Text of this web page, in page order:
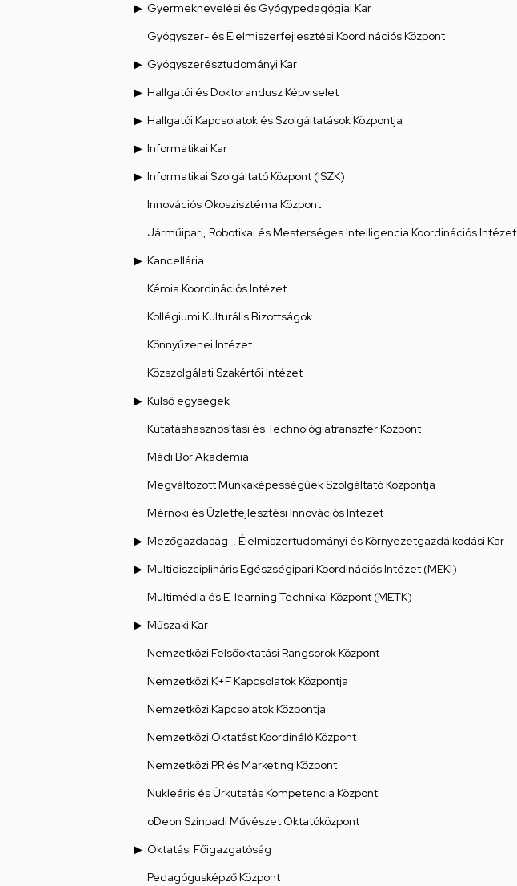
Gyermeknevelési és Gyógypedagógiai Kar
Gyógyszer- és Élelmiszerfejlesztési Koordinációs Központ
Gyógyszerésztudományi Kar
Hallgatói és Doktorandusz Képviselet
Hallgatói Kapcsolatok és Szolgáltatások Központja
Informatikai Kar
Informatikai Szolgáltató Központ (ISZK)
Innovációs Ökoszisztéma Központ
Járműipari, Robotikai és Mesterséges Intelligencia Koordinációs Intézet
Kancellária
Kémia Koordinációs Intézet
Kollégiumi Kulturális Bizottságok
Könnyűzenei Intézet
Közszolgálati Szakértői Intézet
Külső egységek
Kutatáshasznosítási és Technológiatranszfer Központ
Mádi Bor Akadémia
Megváltozott Munkaképességűek Szolgáltató Központja
Mérnöki és Üzletfejlesztési Innovációs Intézet
Mezőgazdaság-, Élelmiszertudományi és Környezetgazdálkodási Kar
Multidiszciplináris Egészségipari Koordinációs Intézet (MEKI)
Multimédia és E-learning Technikai Központ (METK)
Műszaki Kar
Nemzetközi Felsőoktatási Rangsorok Központ
Nemzetközi K+F Kapcsolatok Központja
Nemzetközi Kapcsolatok Központja
Nemzetközi Oktatást Koordináló Központ
Nemzetközi PR és Marketing Központ
Nukleáris és Űrkutatás Kompetencia Központ
oDeon Színpadi Művészet Oktatóközpont
Oktatási Főigazgatóság
Pedagógusképző Központ